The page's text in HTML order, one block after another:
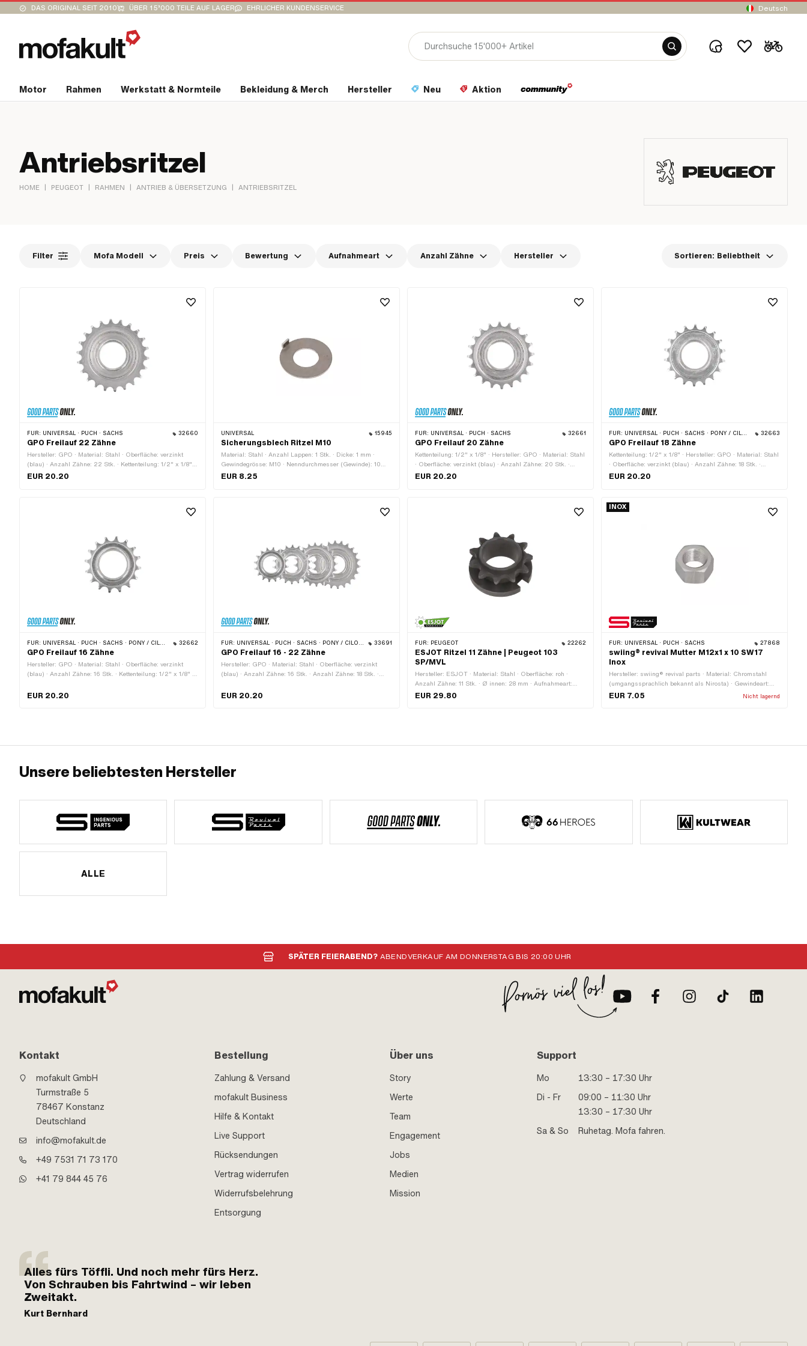
DAS ORIGINAL SEIT 2010 ÜBER 15’000 TEILE AUF LAGER EHRLICHER KUNDENSERVICE Deutsch
Motor Rahmen Werkstatt & Normteile Bekleidung & Merch Hersteller Neu Aktion
Antriebsritzel
HOME | PEUGEOT | RAHMEN | ANTRIEB & ÜBERSETZUNG | ANTRIEBSRITZEL
Filter Mofa Modell Preis Bewertung Aufnahmeart Anzahl Zähne Hersteller Sortieren: Beliebtheit
FÜR: UNIVERSAL · PUCH · SACHS 32660
GPO Freilauf 22 Zähne
Hersteller: GPO · Material: Stahl · Oberfläche: verzinkt
(blau) · Anzahl Zähne: 22 Stk. · Kettenteilung: 1/2" x 1/8" ·
Gewindeart: FG34.8 (1.37" 24G) · Dicke: 15.5 mm
EUR 20.20
UNIVERSAL 15945
Sicherungsblech Ritzel M10
Material: Stahl · Anzahl Lappen: 1 Stk. · Dicke: 1 mm ·
Gewindegrösse: M10 · Nenndurchmesser (Gewinde): 10
mm · Ø innen: 12 mm · Ø aussen: 24.8 mm
EUR 8.25
FÜR: UNIVERSAL · PUCH · SACHS 32661
GPO Freilauf 20 Zähne
Kettenteilung: 1/2" x 1/8" · Hersteller: GPO · Material: Stahl
· Oberfläche: verzinkt (blau) · Anzahl Zähne: 20 Stk. ·
Dicke: 15.5 mm · Gewindeart: FG34.8 (1.37" 24G)
EUR 20.20
FÜR: UNIVERSAL · PUCH · SACHS · PONY / CILO (BETA 521 & 512) · PIAGGIO · TOMOS 32663
GPO Freilauf 18 Zähne
Kettenteilung: 1/2" x 1/8" · Hersteller: GPO · Material: Stahl
· Oberfläche: verzinkt (blau) · Anzahl Zähne: 18 Stk. ·
Dicke: 15.5 mm · Gewindeart: FG34.8 (1.37" 24G)
EUR 20.20
FÜR: UNIVERSAL · PUCH · SACHS · PONY / CILO (BETA 521 & 512) · PIAGGIO · TOMOS 32662
GPO Freilauf 16 Zähne
Hersteller: GPO · Material: Stahl · Oberfläche: verzinkt
(blau) · Anzahl Zähne: 16 Stk. · Kettenteilung: 1/2" x 1/8" ·
EUR 20.20
FÜR: UNIVERSAL · PUCH · SACHS · PONY / CILO (BETA 521 & 512) · PIAGGIO · TOMOS 33691
GPO Freilauf 16 - 22 Zähne
Hersteller: GPO · Material: Stahl · Oberfläche: verzinkt
(blau) · Anzahl Zähne: 16 Stk. · Anzahl Zähne: 18 Stk. ·
Kettenteilung: 1/2" x 1/8" · Gewindeart: FG34.8 (1.37" 24G)
EUR 20.20
FÜR: PEUGEOT 22262
ESJOT Ritzel 11 Zähne | Peugeot 103
SP/MVL
Hersteller: ESJOT · Material: Stahl · Oberfläche: roh ·
Anzahl Zähne: 11 Stk. · Ø innen: 28 mm · Aufnahmeart:
Keilverbindung · Gesamtdicke: 23.8 mm
EUR 29.80
INOX
FÜR: UNIVERSAL · PUCH · SACHS 27868
swiing® revival Mutter M12x1 x 10 SW17
Inox
Hersteller: swiing® revival parts · Material: Chromstahl
(umgangssprachlich bekannt als Nirosta) · Gewindeart:
MF12x1 (Feingewinde) · Mutternart: Sechskantmutter ·
EUR 7.05 Nicht lagernd
Unsere beliebtesten Hersteller
ALLE
SPÄTER FEIERABEND? ABENDVERKAUF AM DONNERSTAG BIS 20:00 UHR
Kontakt
mofakult GmbH
Turmstraße 5
78467 Konstanz
Deutschland
info@mofakult.de
+49 7531 71 73 170
+41 79 844 45 76
Bestellung
Zahlung & Versand
mofakult Business
Hilfe & Kontakt
Live Support
Rücksendungen
Vertrag widerrufen
Widerrufsbelehrung
Entsorgung
Über uns
Story
Werte
Team
Engagement
Jobs
Medien
Mission
Support
Mo
13:30 – 17:30 Uhr
Di - Fr
09:00 – 11:30 Uhr
13:30 – 17:30 Uhr
Sa & So
Ruhetag. Mofa fahren.
Alles fürs Töffli. Und noch mehr fürs Herz.
Von Schrauben bis Fahrtwind – wir leben
Zweitakt.
Kurt Bernhard